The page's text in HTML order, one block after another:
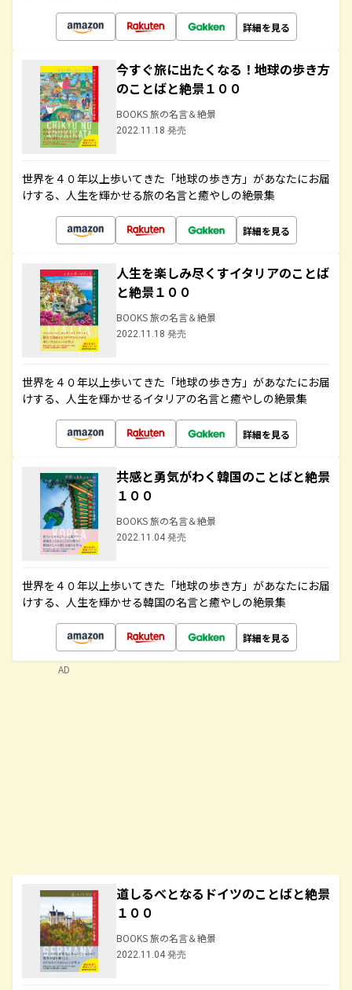
詳細を見る
今すぐ旅に出たくなる！地球の歩き方
のことばと絶景１００
BOOKS 旅の名言＆絶景
2022.11.18 発売
世界を４０年以上歩いてきた「地球の歩き方」があなたにお届
けする、人生を輝かせる旅の名言と癒やしの絶景集
詳細を見る
人生を楽しみ尽くすイタリアのことば
と絶景１００
BOOKS 旅の名言＆絶景
2022.11.18 発売
世界を４０年以上歩いてきた「地球の歩き方」があなたにお届
けする、人生を輝かせるイタリアの名言と癒やしの絶景集
詳細を見る
共感と勇気がわく韓国のことばと絶景
１００
BOOKS 旅の名言＆絶景
2022.11.04 発売
世界を４０年以上歩いてきた「地球の歩き方」があなたにお届
けする、人生を輝かせる韓国の名言と癒やしの絶景集
詳細を見る
道しるべとなるドイツのことばと絶景
１００
BOOKS 旅の名言＆絶景
2022.11.04 発売
AD